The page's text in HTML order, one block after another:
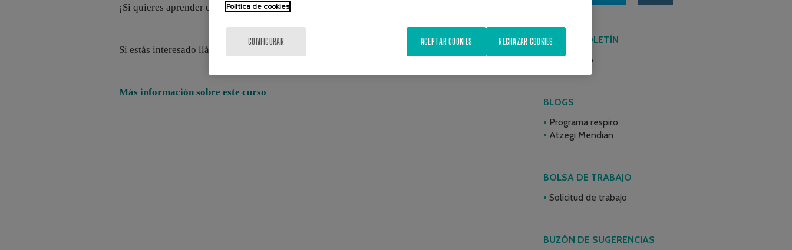
¡Si quieres aprender euskera a tu ritmo no pierdas esta oportunidad!
Si estás interesado llámanos!
Más información sobre este curso
ÚLTIMO BOLETÍN
Junio 2026
BLOGS
Programa respiro
Atzegi Mendian
BOLSA DE TRABAJO
Solicitud de trabajo
BUZÓN DE SUGERENCIAS
Política de cookies
CONFIGURAR RECHAZAR COOKIES
ACEPTAR COOKIES